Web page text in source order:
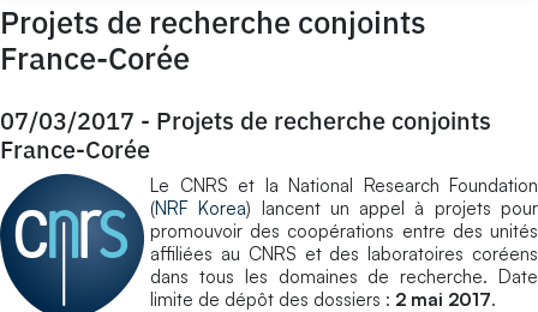
Projets de recherche conjoints
France-Corée
07/03/2017 - Projets de recherche conjoints
France-Corée
Le CNRS et la National Research Foundation
(NRF Korea) lancent un appel à projets pour
promouvoir des coopérations entre des unités
affiliées au CNRS et des laboratoires coréens
dans tous les domaines de recherche. Date
limite de dépôt des dossiers : 2 mai 2017.